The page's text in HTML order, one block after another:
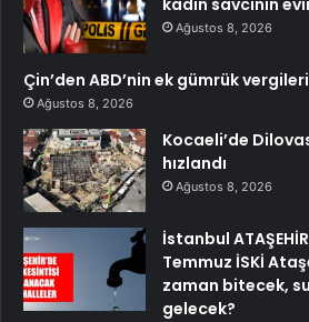
Ağustos 8, 2026
Çin’den ABD’nin ek gümrük
Ağustos 8, 2026
Kocaeli’de
hızlandı
Ağustos 8, 2026
İstanbul
Temmuz İSKİ
zaman bitecek,
gelecek?